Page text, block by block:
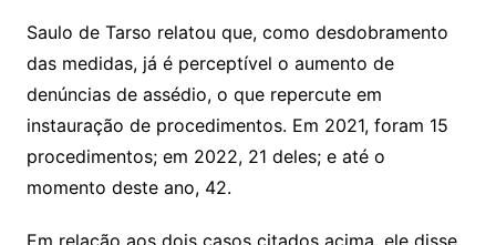
Saulo de Tarso relatou que, como desdobramento
das medidas, já é perceptível o aumento de
denúncias de assédio, o que repercute em
instauração de procedimentos. Em 2021, foram 15
procedimentos; em 2022, 21 deles; e até o
momento deste ano, 42.
Em relação aos dois casos citados acima, ele disse